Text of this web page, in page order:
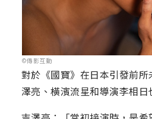
©傳影互動
對於《國寶》在日本引發前
澤亮、橫濱流星和導演李相日